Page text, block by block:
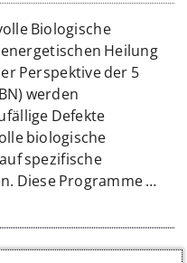
Biologische
Heilung
Perspektive der 5
werden
Defekte
biologische
spezifische
Diese Programme…